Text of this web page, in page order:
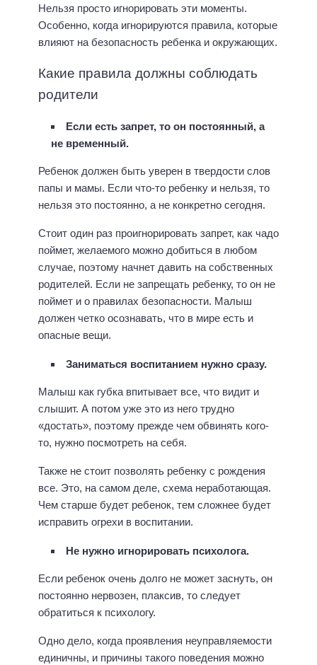
Нельзя просто игнорировать эти моменты.
Особенно, когда игнорируются правила, которые
влияют на безопасность ребенка и окружающих.
Какие правила должны соблюдать
родители
Если есть запрет, то он постоянный, а
не временный.
Ребенок должен быть уверен в твердости слов
папы и мамы. Если что-то ребенку и нельзя, то
нельзя это постоянно, а не конкретно сегодня.
Стоит один раз проигнорировать запрет, как чадо
поймет, желаемого можно добиться в любом
случае, поэтому начнет давить на собственных
родителей. Если не запрещать ребенку, то он не
поймет и о правилах безопасности. Малыш
должен четко осознавать, что в мире есть и
опасные вещи.
Заниматься воспитанием нужно сразу.
Малыш как губка впитывает все, что видит и
слышит. А потом уже это из него трудно
«достать», поэтому прежде чем обвинять кого-
то, нужно посмотреть на себя.
Также не стоит позволять ребенку с рождения
все. Это, на самом деле, схема неработающая.
Чем старше будет ребенок, тем сложнее будет
исправить огрехи в воспитании.
Не нужно игнорировать психолога.
Если ребенок очень долго не может заснуть, он
постоянно нервозен, плаксив, то следует
обратиться к психологу.
Одно дело, когда проявления неуправляемости
единичны, и причины такого поведения можно